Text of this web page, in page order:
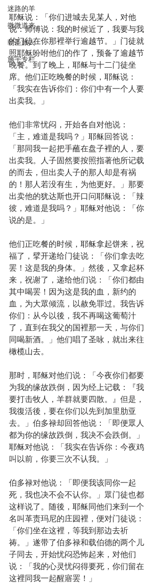
迷路的羊
微微道来
朝圣旅人
施宇专栏
耶稣说：「你们进城去见某人，对他
说：师傅说：我的时候近了，我要与我
的门徒在你那裡举行逾越节。」门徒就
照耶稣吩咐他们的作了，预备了逾越节
晚餐。到了晚上，耶稣与十二门徒坐
席。他们正吃晚餐的时候，耶稣说：
「我实在告诉你们：你们中有一个人要
出卖我。」
他们非常忧闷，开始各自对他说：
「主，难道是我吗？」耶稣回答说：
「那同我一起把手蘸在盘子裡的人，要
出卖我。人子固然要按照指著他所记载
的而去，但出卖人子的那人却是有祸
的！那人若没有生，为他更好。」那要
出卖他的犹达斯也开口问耶稣说：「辣
彼，难道是我吗？」耶稣对他说：「你
说的是。」
他们正吃餐的时候，耶稣拿起饼来，祝
福了，擘开递给门徒说：「你们拿去吃
罢！这是我的身体。」然後，又拿起杯
来，祝谢了，递给他们说：「你们都由
其中喝罢！因为这是我的血，新约的
血，为大眾倾流，以赦免罪过。我告诉
你们：从今以後，我不再喝这葡萄汁
了，直到在我父的国裡那一天，与你们
同喝新酒。」他们唱了圣咏，就出来往
橄榄山去。
那时，耶稣对他们说：「今夜你们都要
为我的缘故跌倒，因为经上记载：『我
要打击牧人，羊群就要四散。』但是，
我復活後，要在你们以先到加里肋亚
去。」伯多禄却回答他说：「即便眾人
都为你的缘故跌倒，我决不会跌倒。」
耶稣对他说：「我实在告诉你：今夜鸡
叫以前，你要三次不认我。」
伯多禄对他说：「即便我该同你一起
死，我也决不会不认你。」眾门徒也都
这样说了。随後，耶稣同他们来到一个
名叫革责玛尼的庄园裡，便对门徒说：
「你们坐在这裡，等我到那边去祈
祷。」遂带了伯多禄和载伯德的两个儿
子同去，开始忧闷恐怖起来，对他们
说：「我的心灵忧闷得要死，你们留在
这裡同我一起醒寤罢！」